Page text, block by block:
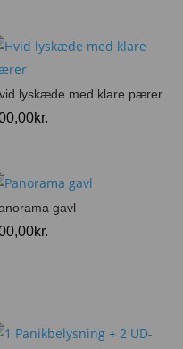
lyskæde med klare pærer
kr.
gavl
kr.